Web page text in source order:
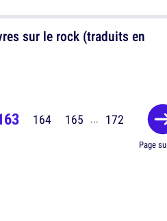
sur le rock (traduits en
164 165 ... 172
Page